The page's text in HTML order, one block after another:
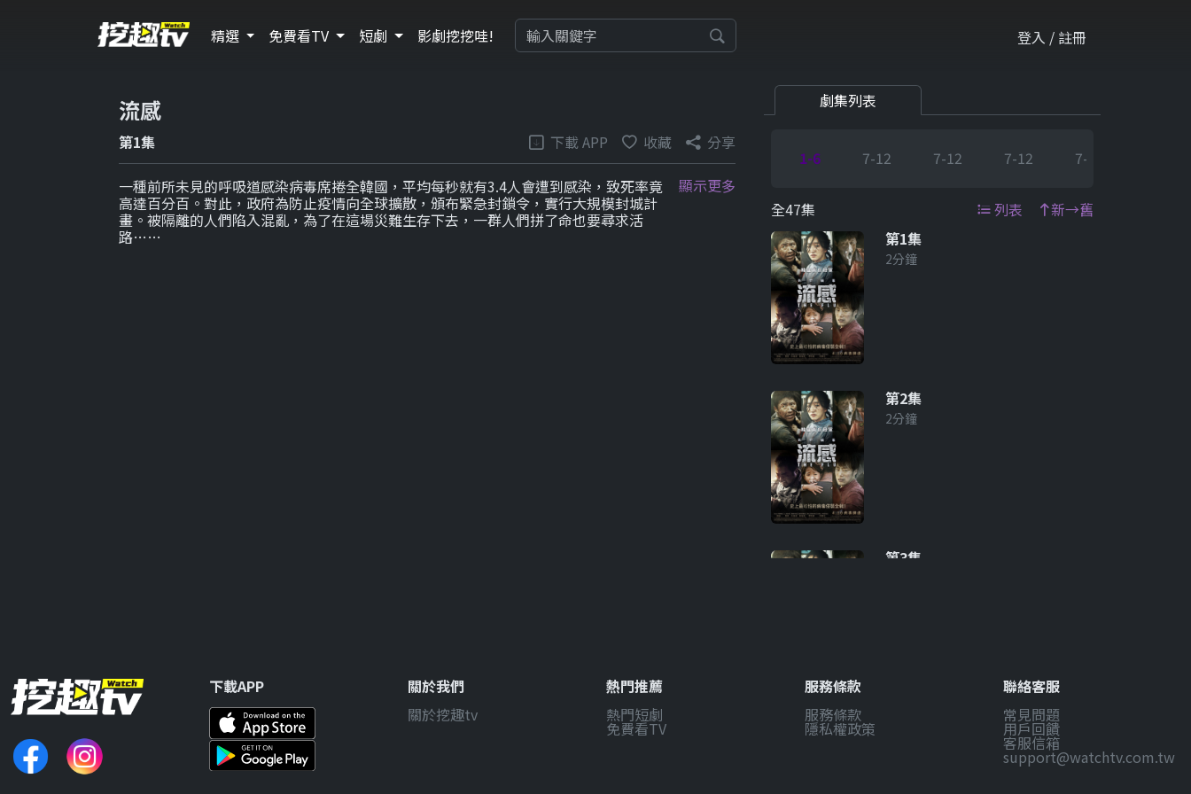
精選 免費看TV 短劇 影劇挖挖哇! 登入 / 註冊
流感
第1集 下載 APP 收藏 分享
一種前所未見的呼吸道感染病毒席捲全韓國，平均每秒就有3.4人會遭到感染，致死率竟
高達百分百。對此，政府為防止疫情向全球擴散，頒布緊急封鎖令，實行大規模封城計
畫。被隔離的人們陷入混亂，為了在這場災難生存下去，一群人們拼了命也要尋求活
路……
顯示更多
劇集列表
1-6 7-12 7-12 7-12 7-12
全47集 列表
新→舊
第1集
2分鐘
第2集
2分鐘
第3集
下載APP
關於我們
關於挖趣tv
熱門推薦
熱門短劇
免費看TV
服務條款
服務條款
隱私權政策
聯絡客服
常見問題
用戶回饋
客服信箱
support@watchtv.com.tw